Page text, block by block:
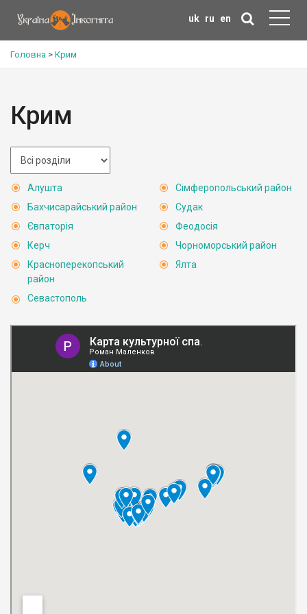
uk ru en
Головна > Крим
Крим
Алушта
Бахчисарайський район
Євпаторія
Керч
Красноперекопський
район
Севастополь
Сімферопольський район
Судак
Феодосія
Чорноморський район
Ялта